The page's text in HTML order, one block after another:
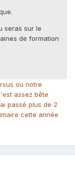
seras sur le
de formation
ou notre
assez bête
passé plus de 2
cette année